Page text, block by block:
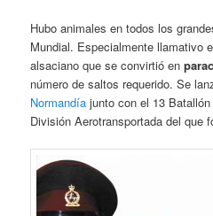
Hubo animales en todos los
Mundial. Especialmente llamativo
alsaciano que se convirtió en
número de saltos requerido. Se
Normandía junto con el 13
División Aerotransportada del que